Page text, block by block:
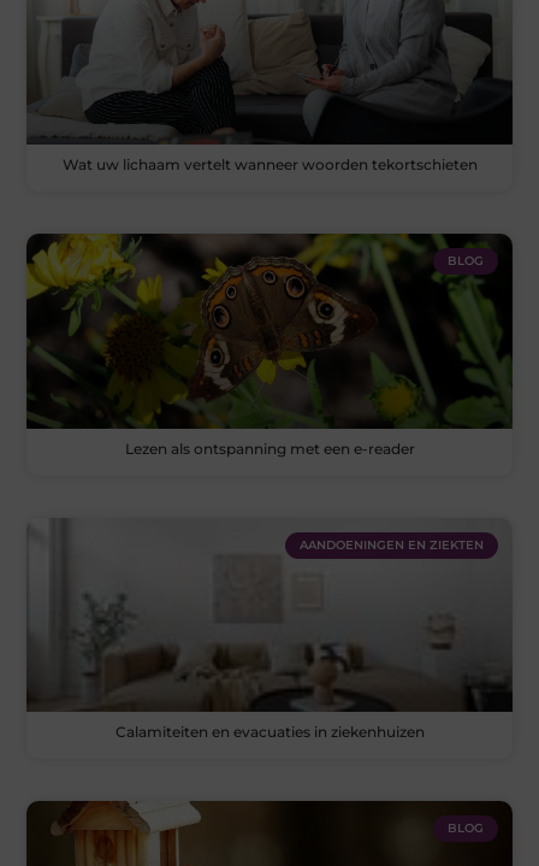
Wat uw lichaam vertelt wanneer woorden tekortschieten
BLOG
Lezen als ontspanning met een e-reader
AANDOENINGEN EN ZIEKTEN
Calamiteiten en evacuaties in ziekenhuizen
BLOG